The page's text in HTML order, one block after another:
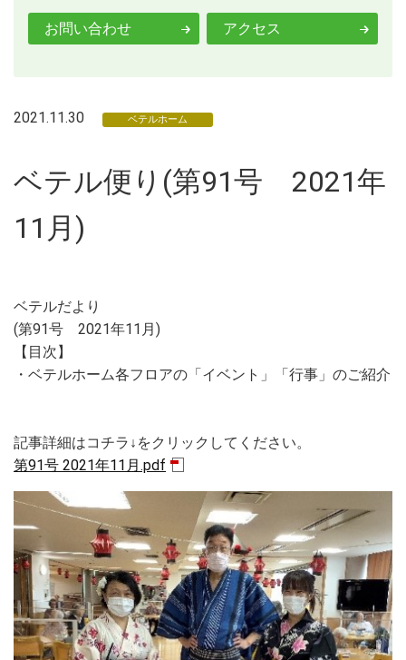
お問い合わせ アクセス
2021.11.30 ベテルホーム
ベテル便り(第91号 2021年
11月)
ベテルだより
(第91号 2021年11月)
【目次】
・ベテルホーム各フロアの「イベント」「行事」のご紹介
記事詳細はコチラ↓をクリックしてください。
第91号 2021年11月.pdf